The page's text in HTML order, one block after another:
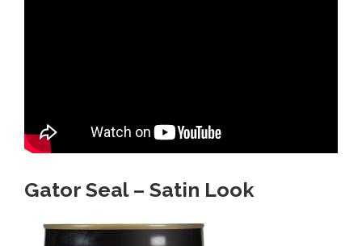
Gator Seal – Satin Look